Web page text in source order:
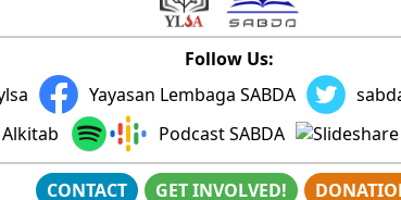
Follow Us:
Yayasan Lembaga SABDA
Alkitab
Podcast SABDA
CONTACT GET INVOLVED!